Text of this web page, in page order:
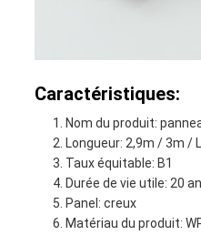
Caractéristiques:
Nom du produit:
Longueur: 2,9m / 3m /
Taux équitable: B1
Durée de vie utile: 20
Panel: creux
Matériau du produit: